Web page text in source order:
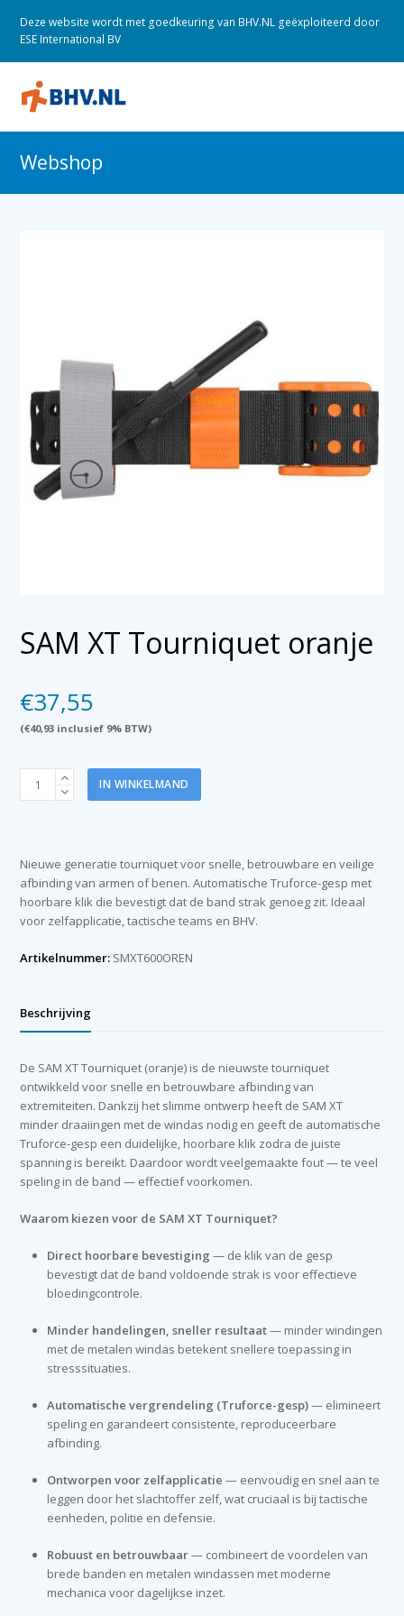
Deze website wordt met goedkeuring van BHV.NL geëxploiteerd door
ESE International BV
Webshop
SAM XT Tourniquet oranje
€37,55
(€40,93 inclusief 9% BTW)
SAM
XT
IN WINKELMAND
Nieuwe generatie tourniquet voor snelle, betrouwbare en veilige
afbinding van armen of benen. Automatische Truforce-gesp met
hoorbare klik die bevestigt dat de band strak genoeg zit. Ideaal
voor zelfapplicatie, tactische teams en BHV.
Artikelnummer: SMXT600OREN
Beschrijving
De SAM XT Tourniquet (oranje) is de nieuwste tourniquet
ontwikkeld voor snelle en betrouwbare afbinding van
extremiteiten. Dankzij het slimme ontwerp heeft de SAM XT
minder draaiingen met de windas nodig en geeft de automatische
Truforce-gesp een duidelijke, hoorbare klik zodra de juiste
spanning is bereikt. Daardoor wordt veelgemaakte fout — te veel
speling in de band — effectief voorkomen.
Waarom kiezen voor de SAM XT Tourniquet?
Direct hoorbare bevestiging — de klik van de gesp
bevestigt dat de band voldoende strak is voor effectieve
bloedingcontrole.
Minder handelingen, sneller resultaat— minder windingen
met de metalen windas betekent snellere toepassing in
stresssituaties.
Automatische vergrendeling (Truforce-gesp)— elimineert
speling en garandeert consistente, reproduceerbare
afbinding.
Ontworpen voor zelfapplicatie — eenvoudig en snel aan te
leggen door het slachtoffer zelf, wat cruciaal is bij tactische
eenheden, politie en defensie.
Robuust en betrouwbaar— combineert de voordelen van
brede banden en metalen windassen met moderne
mechanica voor dagelijkse inzet.